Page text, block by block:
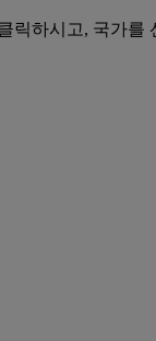
릭하시고, 국가를